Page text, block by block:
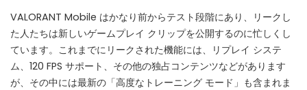
VALORANT Mobile はかなり前からテスト段階にあり、リークし
た人たちは新しいゲームプレイ クリップを公開するのに忙しくし
ています。これまでにリークされた機能には、リプレイ システ
ム、120 FPS サポート、その他の独占コンテンツなどがあります
が、その中には最新の「高度なトレーニング モード」も含まれま